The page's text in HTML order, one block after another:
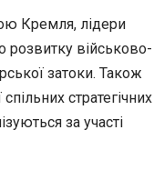
Кремля, лідери
розвитку військово-
затоки. Також
стратегічних
за участі